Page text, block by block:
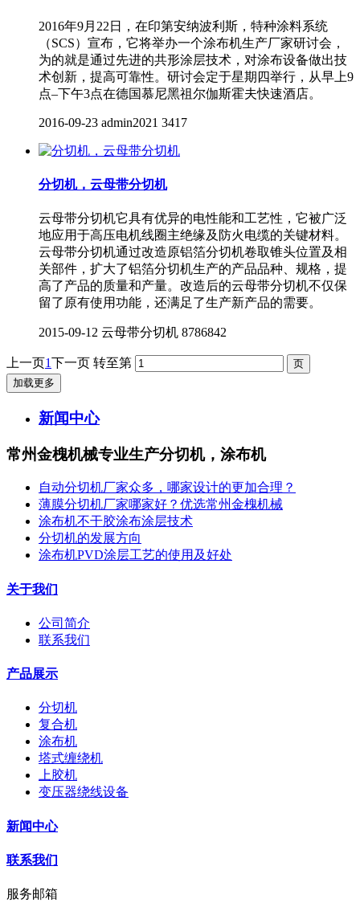
2016年9月22日，在印第安纳波利斯，特种涂料系统
（SCS）宣布，它将举办一个涂布机生产厂家研讨会，
为的就是通过先进的共形涂层技术，对涂布设备做出技
术创新，提高可靠性。研讨会定于星期四举行，从早上9
点–下午3点在德国慕尼黑祖尔伽斯霍夫快速酒店。
2016-09-23 admin2021 3417
分切机，云母带分切机
云母带分切机它具有优异的电性能和工艺性，它被广泛
地应用于高压电机线圈主绝缘及防火电缆的关键材料。
云母带分切机通过改造原铝箔分切机卷取锥头位置及相
关部件，扩大了铝箔分切机生产的产品品种、规格，提
高了产品的质量和产量。改造后的云母带分切机不仅保
留了原有使用功能，还满足了生产新产品的需要。
2015-09-12 云母带分切机 8786842
上一页1下一页 转至第
加载更多
新闻中心
常州金槐机械专业生产分切机，涂布机
自动分切机厂家众多，哪家设计的更加合理？
薄膜分切机厂家哪家好？优选常州金槐机械
涂布机不干胶涂布涂层技术
分切机的发展方向
涂布机PVD涂层工艺的使用及好处
关于我们
公司简介
联系我们
产品展示
分切机
复合机
涂布机
塔式缠绕机
上胶机
变压器绕线设备
新闻中心
联系我们
服务邮箱